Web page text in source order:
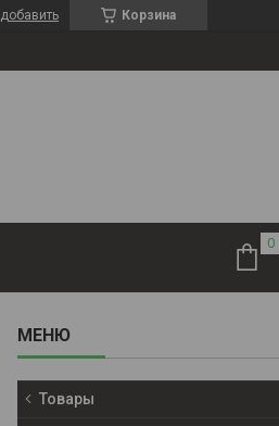
Корзина
добавить
Товары